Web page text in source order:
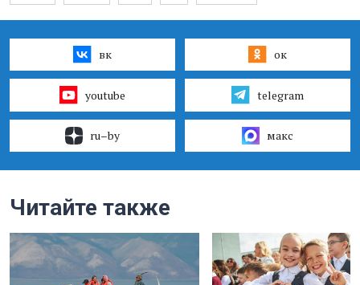
вк ок
youtube telegram
ru–by макс
Читайте также